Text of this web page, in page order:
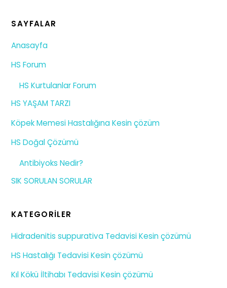
SAYFALAR
Anasayfa
HS Forum
HS Kurtulanlar Forum
HS YAŞAM TARZI
Köpek Memesi Hastalığına Kesin çözüm
HS Doğal Çözümü
Antibiyoks Nedir?
SIK SORULAN SORULAR
KATEGORILER
Hidradenitis suppurativa Tedavisi Kesin çözümü
HS Hastalığı Tedavisi Kesin çözümü
Kıl Kökü İltihabı Tedavisi Kesin çözümü